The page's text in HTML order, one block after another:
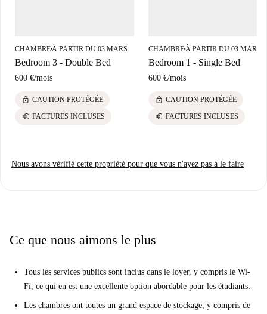
CHAMBRE■À PARTIR DU 03 MARS
Bedroom 3 - Double Bed
600 €/mois
lock CAUTION PROTÉGÉE
euro FACTURES INCLUSES
CHAMBRE■À PARTIR DU 03 MARS
Bedroom 1 - Single Bed
600 €/mois
lock CAUTION PROTÉGÉE
euro FACTURES INCLUSES
Nous avons vérifié cette propriété pour que vous n'ayez pas à le faire
Ce que nous aimons le plus
Tous les services publics sont inclus dans le loyer, y compris le Wi-
Fi, ce qui en est une excellente option abordable pour les étudiants.
Les chambres ont toutes un grand espace de stockage, y compris de